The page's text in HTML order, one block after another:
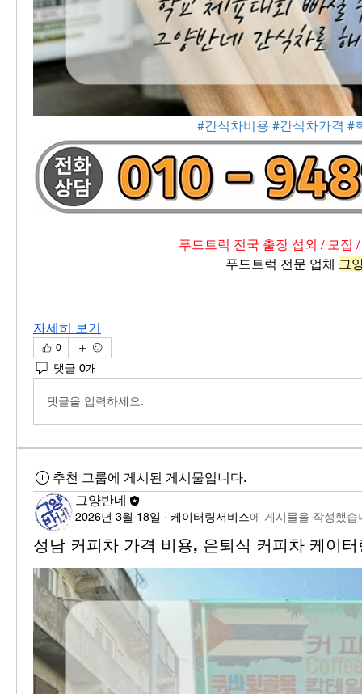
#간식차비용 #간식차가격 #
푸드트럭 전국 출장 섭외 / 모집
푸드트럭 전문 업체 그
자세히 보기
0
댓글 0개
댓글을 입력하세요.
추천 그룹에 게시된 게시물입니다.
그양반네
2026년 3월 18일 · 케이터링서비스에 게시물을 작성했습
성남 커피차 가격 비용, 은퇴식 커피차 케이